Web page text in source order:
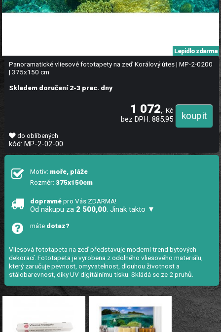
Panoramatické vliesové fototapety na zeď Korálový útes | MP-2-0200
| 375x150 cm
Lepidlo zdarma
Skladem doručení 2-3 prac. dny
1 072,- Kč
bez DPH: 885,95
do oblíbených
kód: MP-2-02-00
Motiv: moře, pláže
Rozměr: 375x150cm
dopravnépro Vás ZDARMA!
Od nákupu za 2 500,00. Jinak takto ▼
máte dotaz?
Vliesová fototapeta na zeď představuje moderní trend bytových
dekorací. Fototapeta je vyrobena z odolného vliesového materiálu,
který zaručuje pevnost, omyvatelnost, dlouhou životnost a
stálobarevnost, díky UV digitálnímu tisku. Skládá se ze 2 pruhů.